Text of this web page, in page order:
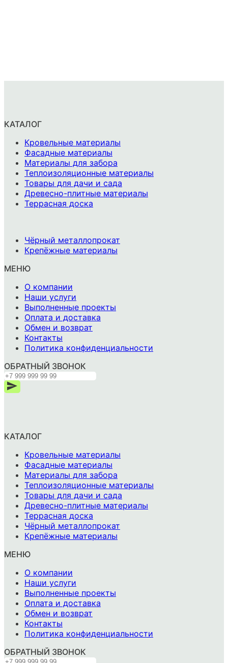
КАТАЛОГ
Кровельные материалы
Фасадные материалы
Материалы для забора
Теплоизоляционные материалы
Товары для дачи и сада
Древесно-плитные материалы
Террасная доска
Чёрный металлопрокат
Крепёжные материалы
МЕНЮ
О компании
Наши услуги
Выполненные проекты
Оплата и доставка
Обмен и возврат
Контакты
Политика конфиденциальности
ОБРАТНЫЙ ЗВОНОК
КАТАЛОГ
Кровельные материалы
Фасадные материалы
Материалы для забора
Теплоизоляционные материалы
Товары для дачи и сада
Древесно-плитные материалы
Террасная доска
Чёрный металлопрокат
Крепёжные материалы
МЕНЮ
О компании
Наши услуги
Выполненные проекты
Оплата и доставка
Обмен и возврат
Контакты
Политика конфиденциальности
ОБРАТНЫЙ ЗВОНОК